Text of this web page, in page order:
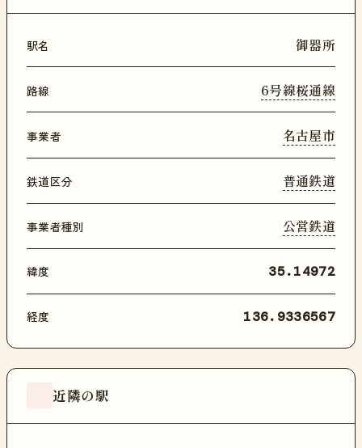
駅名 御器所
路線 6号線桜通線
事業者 名古屋市
鉄道区分 普通鉄道
事業者種別 公営鉄道
緯度 35.14972
経度 136.9336567
近隣の駅